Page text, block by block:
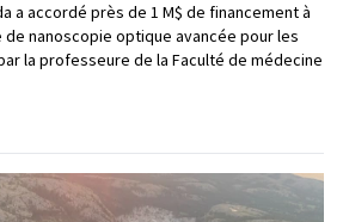
a accordé près de 1 M$ de financement à
nanoscopie optique avancée pour les
la professeure de la Faculté de médecine